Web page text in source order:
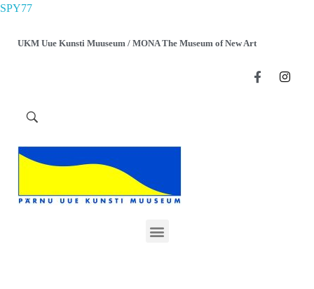
SPY77
UKM Uue Kunsti Muuseum / MONA The Museum of New Art